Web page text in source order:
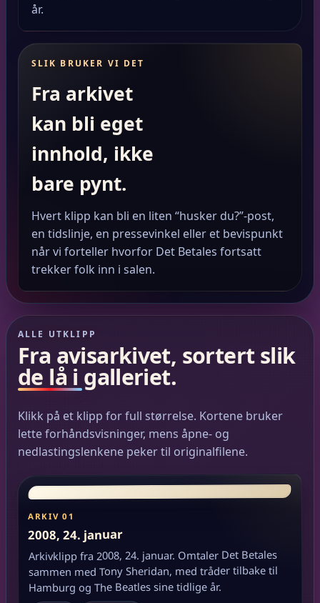
år.
SLIK BRUKER VI DET
Fra arkivet
kan bli eget
innhold, ikke
bare pynt.
Hvert klipp kan bli en liten “husker du?”-post,
en tidslinje, en pressevinkel eller et bevispunkt
når vi forteller hvorfor Det Betales fortsatt
trekker folk inn i salen.
ALLE UTKLIPP
Fra avisarkivet, sortert slik
de lå i galleriet.
Klikk på et klipp for full størrelse. Kortene bruker
lette forhåndsvisninger, mens åpne- og
nedlastingslenkene peker til originalfilene.
ARKIV 01
2008, 24. januar
Arkivklipp fra 2008, 24. januar. Omtaler Det Betales
sammen med Tony Sheridan, med tråder tilbake til
Hamburg og The Beatles sine tidlige år.